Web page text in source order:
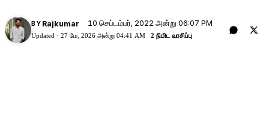
BY Rajkumar 10 செப்டம்பர், 2022 அன்று 06:07 PM
Updated · 27 மே, 2026 அன்று 04:41 AM 2 நிமிட வாசிப்பு